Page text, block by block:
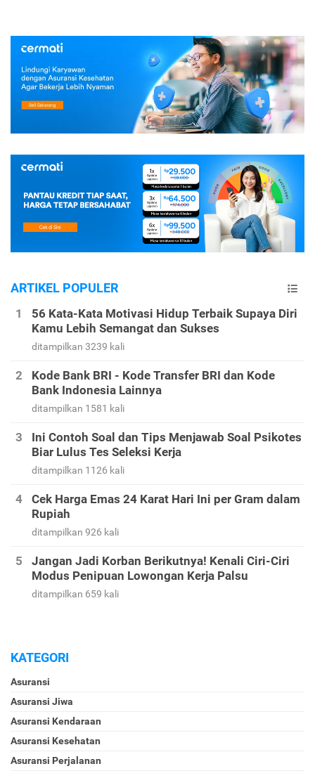
ARTIKEL POPULER
56 Kata-Kata Motivasi Hidup Terbaik Supaya Diri
Kamu Lebih Semangat dan Sukses
ditampilkan 3239 kali
Kode Bank BRI - Kode Transfer BRI dan Kode
Bank Indonesia Lainnya
ditampilkan 1581 kali
Ini Contoh Soal dan Tips Menjawab Soal Psikotes
Biar Lulus Tes Seleksi Kerja
ditampilkan 1126 kali
Cek Harga Emas 24 Karat Hari Ini per Gram dalam
Rupiah
ditampilkan 926 kali
Jangan Jadi Korban Berikutnya! Kenali Ciri-Ciri
Modus Penipuan Lowongan Kerja Palsu
ditampilkan 659 kali
KATEGORI
Asuransi
Asuransi Jiwa
Asuransi Kendaraan
Asuransi Kesehatan
Asuransi Perjalanan